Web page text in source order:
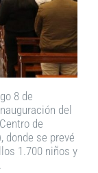
8 de
del
de
donde se prevé
1.700 niños y